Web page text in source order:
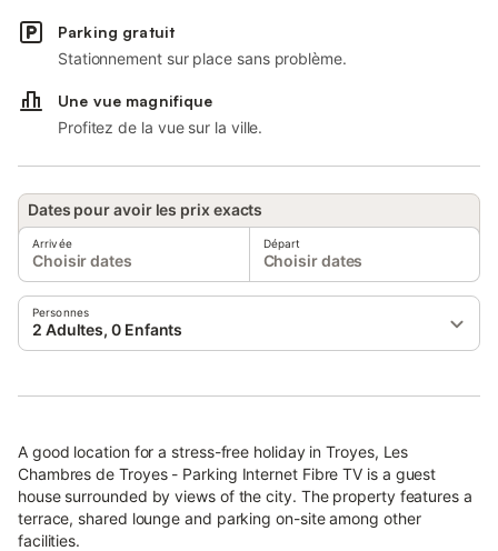
Parking gratuit
Stationnement sur place sans problème.
Une vue magnifique
Profitez de la vue sur la ville.
Dates pour avoir les prix exacts
Arrivée
Choisir dates
Départ
Choisir dates
Personnes
2 Adultes, 0 Enfants
A good location for a stress-free holiday in Troyes, Les
Chambres de Troyes - Parking Internet Fibre TV is a guest
house surrounded by views of the city. The property features a
terrace, shared lounge and parking on-site among other
facilities.